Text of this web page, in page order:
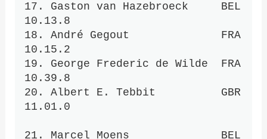
17. Gaston van Hazebroeck     BEL
10.13.8
18. André Gegout              FRA
10.15.2
19. George Frederic de Wilde  FRA
10.39.8
20. Albert E. Tebbit          GBR
11.01.0
21. Marcel Moens              BEL